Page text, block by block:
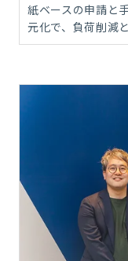
紙ベースの申請と
元化で、負荷削減